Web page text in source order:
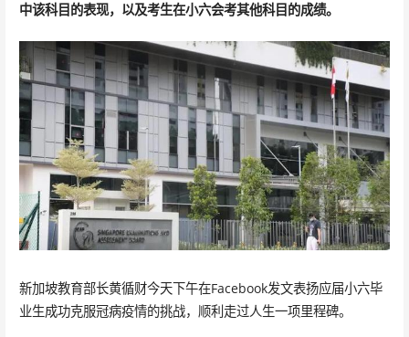
中该科目的表现，以及考生在小六会考其他科目的成绩。
新加坡教育部长黄循财今天下午在Facebook发文表扬应届小六毕
业生成功克服冠病疫情的挑战，顺利走过人生一项里程碑。